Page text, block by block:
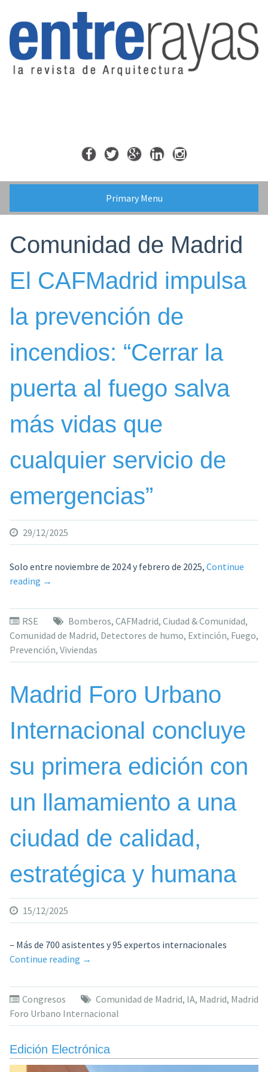
content
Primary Menu
Comunidad de Madrid
El CAFMadrid impulsa
la prevención de
incendios: “Cerrar la
puerta al fuego salva
más vidas que
cualquier servicio de
emergencias”
29/12/2025
Solo entre noviembre de 2024 y febrero de 2025, Continue
reading «El
impulsa
prevención
de
la
al
fuego
más
vidas
que
cualquier
de
→
RSE Bomberos, CAFMadrid, Ciudad & Comunidad,
Comunidad de Madrid, Detectores de humo, Extinción, Fuego,
Prevención, Viviendas
Madrid Foro Urbano
Internacional concluye
su primera edición con
un llamamiento a una
ciudad de calidad,
estratégica y humana
15/12/2025
– Más de 700 asistentes y 95 expertos internacionales
Continue reading «Madrid
Urbano
Internacional
concluye
primera
edición
→
Congresos Comunidad de Madrid, IA, Madrid, Madrid
Foro Urbano Internacional
Edición Electrónica